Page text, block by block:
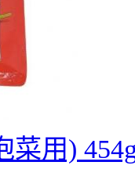
菜用)